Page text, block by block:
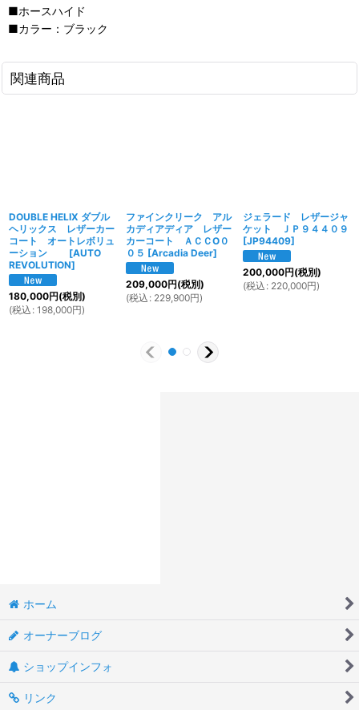
■ホースハイド
■カラー：ブラック
関連商品
DOUBLE HELIX ダブル
ヘリックス レザーカー
コート オートレボリュ
ーション
[AUTO
REVOLUTION]
180,000円(税別)
(税込 : 198,000円)
ファインクリーク アル
カディアディア レザー
カーコート ＡＣＣO０
０５ [Arcadia Deer]
209,000円(税別)
(税込 : 229,900円)
ジェラード レザージャ
ケット ＪＰ９４４０９
[JP94409]
200,000円(税別)
(税込 : 220,000円)
ホーム
オーナーブログ
ショップインフォ
リンク